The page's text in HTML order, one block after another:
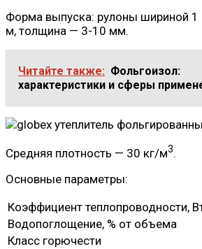
Форма выпуска: рулоны шириной
м, толщина — 3-10 мм.
Читайте также: Фольгоизол:
характеристики и сферы
Средняя плотность — 30 кг/м3.
Основные параметры:
Коэффициент теплопроводности,
Водопоглощение, % от объема
Класс горючести